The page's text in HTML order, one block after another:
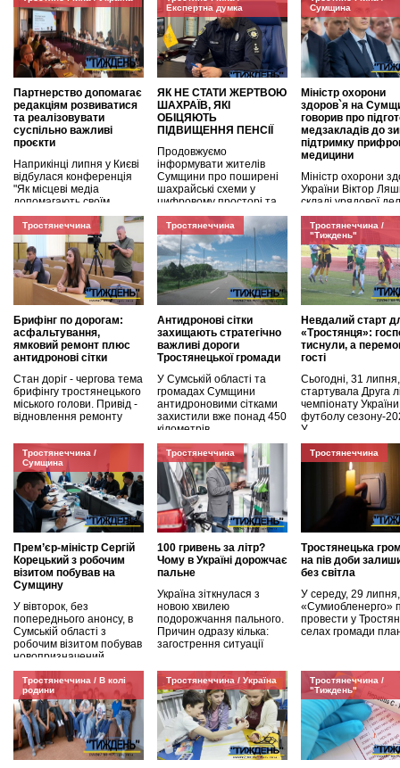
Партнерство допомагає
редакціям розвиватися
та реалізовувати
суспільно важливі
проєкти
Наприкінці липня у Києві
відбулася конференція
"Як місцеві медіа
допомагають своїм
громадам",
Експертна думка
ЯК НЕ СТАТИ ЖЕРТВОЮ
ШАХРАЇВ, ЯКІ
ОБІЦЯЮТЬ
ПІДВИЩЕННЯ ПЕНСІЇ
Продовжуємо
інформувати жителів
Сумщини про поширені
шахрайські схеми у
цифровому просторі та
Сумщина
Міністр охорони
здоров`я на
говорив про
медзакладів до
підтримку
медицини
Міністр охорони
України Віктор
складі урядової
відвідав Сумську
Тростянеччина
Брифінг по дорогам:
асфальтування,
ямковий ремонт плюс
антидронові сітки
Стан доріг - чергова тема
брифінгу тростянецького
міського голови. Привід -
відновлення ремонту
Тростянеччина
Антидронові сітки
захищають стратегічно
важливі дороги
Тростянецької громади
У Сумській області та
громадах Сумщини
антидроновими сітками
захистили вже понад 450
кілометрів
Тростянеччина /
"Тиждень"
Невдалий старт
«Тростянця»:
тиснули, а
гості
Сьогодні, 31 липня,
стартувала Друга
чемпіонату
футболу сезону-
У
Тростянеччина /
Сумщина
Прем’єр-міністр Сергій
Корецький з робочим
візитом побував на
Сумщину
У вівторок, без
попереднього анонсу, в
Сумській області з
робочим візитом побував
новопризначений
Тростянеччина
100 гривень за літр?
Чому в Україні дорожчає
пальне
Україна зіткнулася з
новою хвилею
подорожчання пального.
Причин одразу кілька:
загострення ситуації
Тростянеччина
Тростянецька
на пів доби
без світла
У середу, 29
«Сумиобленерго»
провести у
селах громади
Тростянеччина / В колі
родини
Тростянеччина / Україна
Тростянеччина /
"Тиждень"